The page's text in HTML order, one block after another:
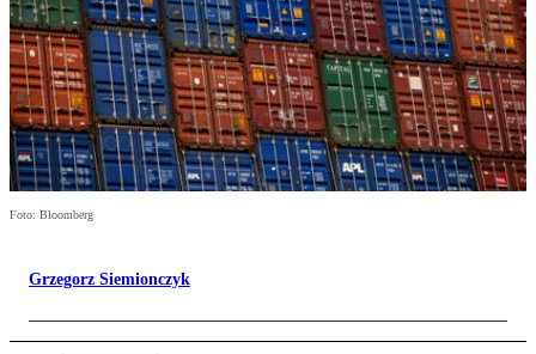
Foto: Bloomberg
Grzegorz Siemionczyk